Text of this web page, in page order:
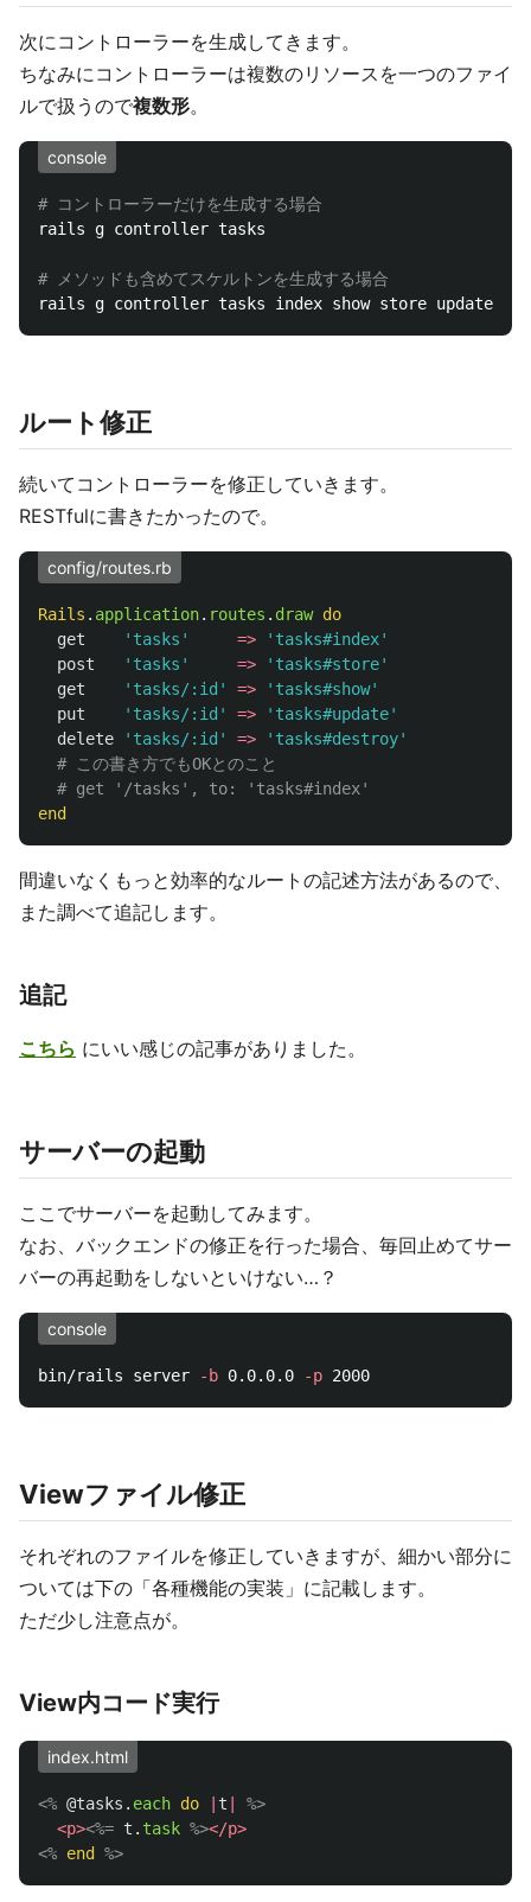
次にコントローラーを生成してきます。
ちなみにコントローラーは複数のリソースを一つのファイ
ルで扱うので複数形。
console
# コントローラーだけを生成する場合
rails g controller tasks
# メソッドも含めてスケルトンを生成する場合
ルート修正
続いてコントローラーを修正していきます。
RESTfulに書きたかったので。
config/routes.rb
Rails . application. routes . draw do
get
'tasks' =>
'tasks#index'
post
'tasks' =>
'tasks#store'
get
'tasks/:id' =>
'tasks#show'
put
'tasks/:id' =>
'tasks#update'
delete
'tasks/:id' =>
'tasks#destroy'
# この書き方でもOKとのこと
# get '/tasks', to: 'tasks#index'
end
間違いなくもっと効率的なルートの記述方法があるので、
また調べて追記します。
追記
こちら にいい感じの記事がありました。
サーバーの起動
ここでサーバーを起動してみます。
なお、バックエンドの修正を行った場合、毎回止めてサー
バーの再起動をしないといけない…？
console
bin/rails server -b 0.0.0.0 -p
Viewファイル修正
それぞれのファイルを修正していきますが、細かい部分に
ついては下の「各種機能の実装」に記載します。
ただ少し注意点が。
View内コード実行
index.html
<% @tasks . each do t
%>
<p><%= t . task %></p>
<% end %>